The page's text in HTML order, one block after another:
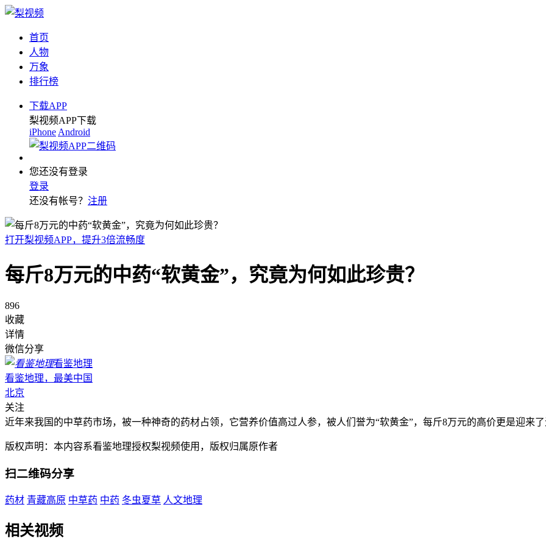
首页
人物
万象
排行榜
下载APP
梨视频APP下载
iPhone Android
您还没有登录
登录
还没有帐号？ 注册
打开梨视频APP，提升3倍流畅度
每斤8万元的中药“软黄金”，究竟为何如此珍贵？
896
收藏
详情
微信分享
看鉴地理
看鉴地理，最美中国
北京
关注
近年来我国的中草药市场，被一种神奇的药材占领，它营养价值高过人参，被人们誉为“软黄金”，每斤8万元的高价更是迎来了
版权声明：本内容系看鉴地理授权梨视频使用，版权归属原作者
扫二维码分享
药材 青藏高原 中草药 中药 冬虫夏草 人文地理
相关视频